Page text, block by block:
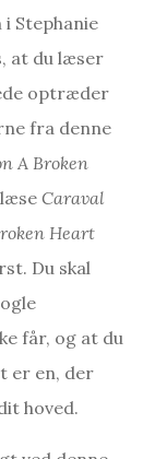
Stephanie
at du læser
optræder
fra denne
A Broken
Caraval
Heart
Du skal
får, og at du
er en, der
hoved.